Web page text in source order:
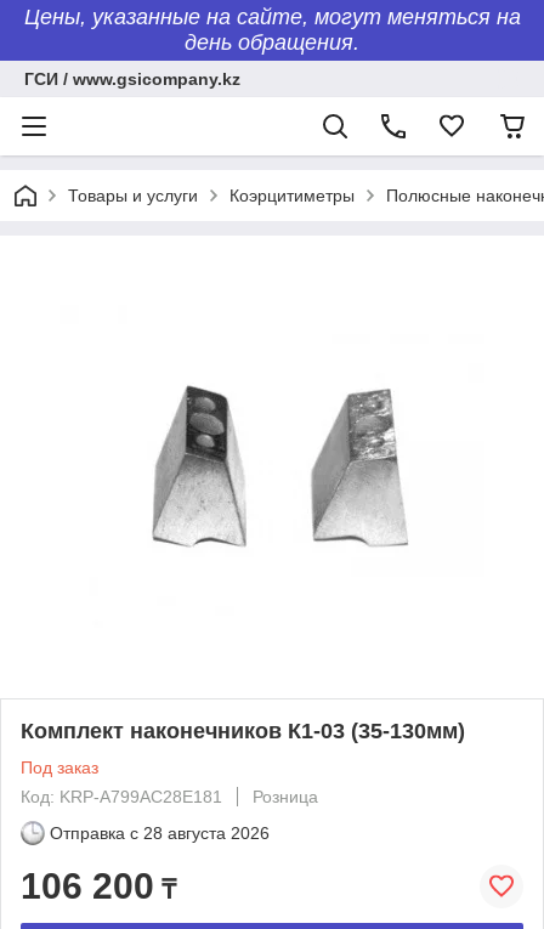
Цены, указанные на сайте, могут меняться на
день обращения.
ГСИ / www.gsicompany.kz
Товары и услуги Коэрцитиметры Полюсные
Комплект наконечников К1-03 (35-130мм)
Под заказ
Код: KRP-A799AC28E181
Розница
Отправка с 28 августа 2026
106 200 ₸